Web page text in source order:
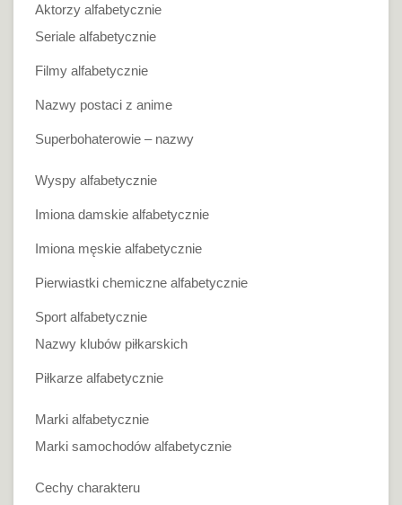
Aktorzy alfabetycznie
Seriale alfabetycznie
Filmy alfabetycznie
Nazwy postaci z anime
Superbohaterowie – nazwy
Wyspy alfabetycznie
Imiona damskie alfabetycznie
Imiona męskie alfabetycznie
Pierwiastki chemiczne alfabetycznie
Sport alfabetycznie
Nazwy klubów piłkarskich
Piłkarze alfabetycznie
Marki alfabetycznie
Marki samochodów alfabetycznie
Cechy charakteru